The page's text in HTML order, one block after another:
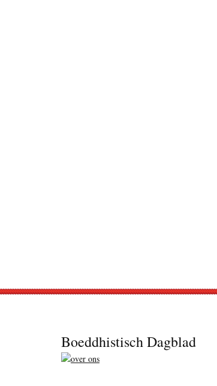
Boeddhistisch Dagblad